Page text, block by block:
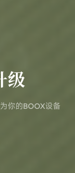
级
你的BOOX设备